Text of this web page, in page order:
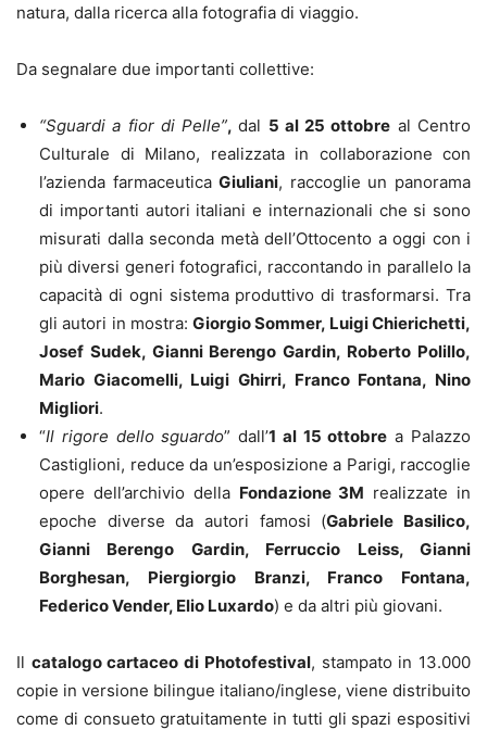
natura, dalla ricerca alla fotografia di viaggio.
Da segnalare due importanti collettive:
“Sguardi a fior di Pelle”,dal 5 al 25 ottobre al Centro
Culturale di Milano, realizzata in collaborazione con
l’azienda farmaceuticaGiuliani, raccoglie un panorama
di importanti autori italiani e internazionali che si sono
misurati dalla seconda metà dell’Ottocento a oggi con i
più diversi generi fotografici, raccontando in parallelo la
capacità di ogni sistema produttivo di trasformarsi. Tra
gli autori in mostra: Giorgio Sommer, Luigi Chierichetti,
Josef Sudek, Gianni Berengo Gardin, Roberto Polillo,
Mario Giacomelli, Luigi Ghirri, Franco Fontana, Nino
Migliori.
“Il rigore dello sguardo” dall’1 al 15 ottobre a Palazzo
Castiglioni, reduce da un’esposizione a Parigi, raccoglie
opere dell’archivio della Fondazione 3M realizzate in
epoche diverse da autori famosi (Gabriele Basilico,
Gianni Berengo Gardin, Ferruccio Leiss, Gianni
Borghesan, Piergiorgio Branzi, Franco Fontana,
Federico Vender, Elio Luxardo) e da altri più giovani.
Il catalogo cartaceo di Photofestival, stampato in 13.000
copie in versione bilingue italiano/inglese, viene distribuito
come di consueto gratuitamente in tutti gli spazi espositivi